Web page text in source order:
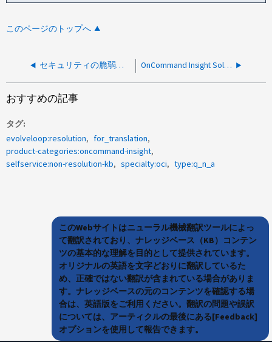
このページのトップへ
セキュリティの脆弱性により、 OnCommand Insight MySQL のアップグレードが必要です OnCommand Insight Solutions Enablerデータソースが「Symmetrixアクセス制御により要求が拒否されました」というエラーで失敗する
おすすめの記事
タグ
evolveloop:resolution
for_translation
product-categories:oncommand-insight
selfservice:non-resolution-kb
specialty:oci type:q_n_a
このWebサイトはニューラル機械翻訳ツールによっ
て翻訳されており、ナレッジベース（KB）コンテン
ツの基本的な理解を目的として提供されています。
オリジナルの英語を文字どおりに翻訳しているた
め、正確ではない翻訳が含まれている場合がありま
す。ナレッジベースの元のコンテンツを確認する場
合は、英語版をご利用ください。翻訳の問題や誤訳
については、アーティクルの最後にある[Feedback]
オプションを使用して報告できます。